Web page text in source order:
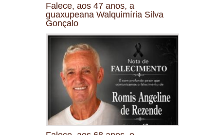
Falece, aos 47 anos, a
guaxupeana Walquimíria Silva
Gonçalo